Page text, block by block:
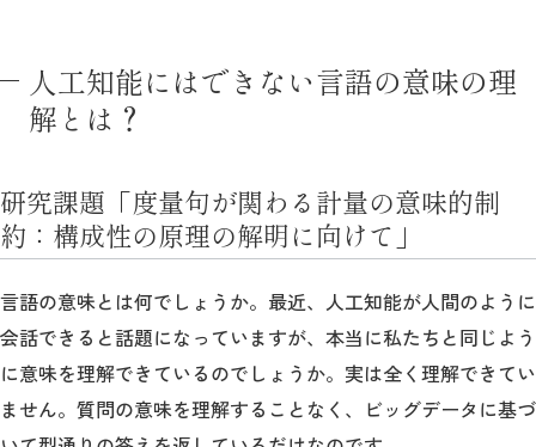
人工知能にはできない言語の意味の理
解とは？
研究課題「度量句が関わる計量の意味的制
約：構成性の原理の解明に向けて」
言語の意味とは何でしょうか。最近、人工知能が人間のように
会話できると話題になっていますが、本当に私たちと同じよう
に意味を理解できているのでしょうか。実は全く理解できてい
ません。質問の意味を理解することなく、ビッグデータに基づ